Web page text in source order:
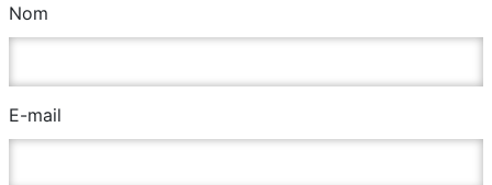
Nom
E-mail